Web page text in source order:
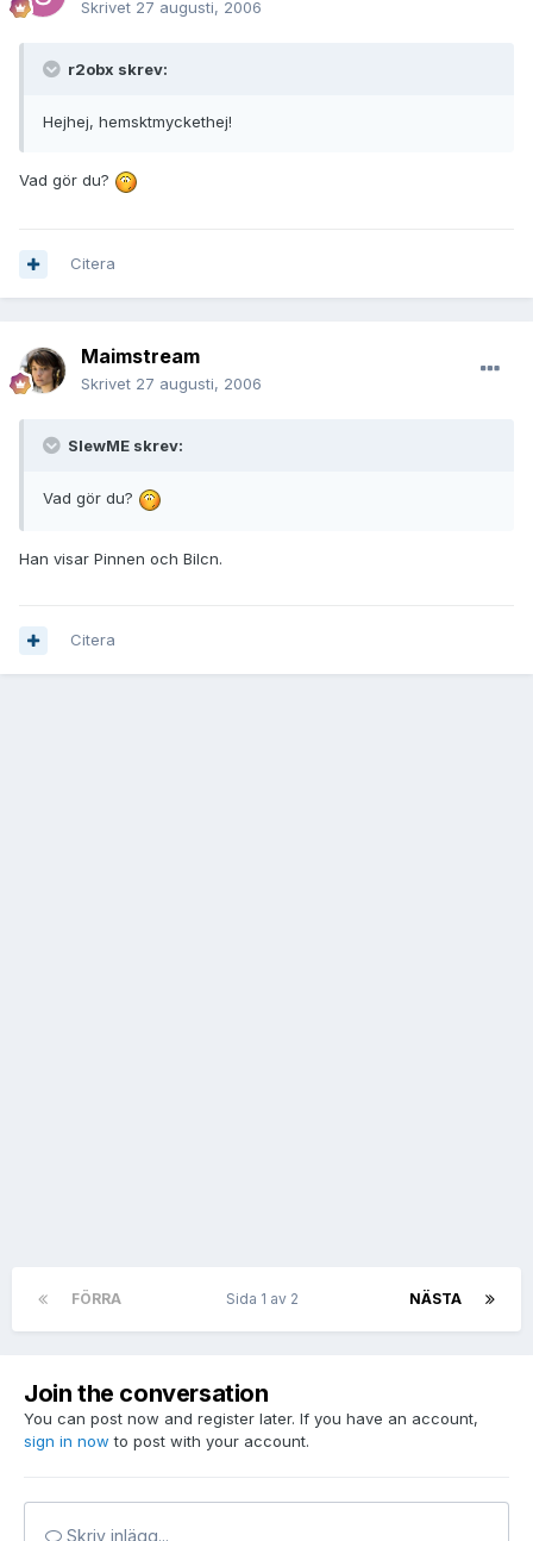
Skrivet 27 augusti, 2006
r2obx skrev:
Hejhej, hemsktmyckethej!
Vad gör du?
Citera
Maimstream
Skrivet 27 augusti, 2006
SlewME skrev:
Vad gör du?
Han visar Pinnen och Bilcn.
Citera
FÖRRA NÄSTA
Sida 1 av 2
Join the conversation
You can post now and register later. If you have an account,
sign in now to post with your account.
Skriv inlägg...